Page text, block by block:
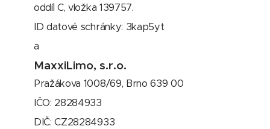
oddíl C, vložka 139757.
ID datové schránky: 3kap5yt
a
MaxxiLimo, s.r.o.
Pražákova 1008/69, Brno 639 00
IČO: 28284933
DIČ: CZ28284933